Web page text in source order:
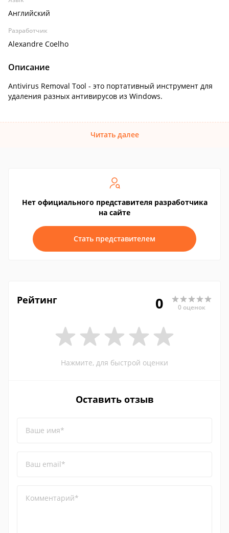
Английский
Разработчик
Alexandre Coelho
Описание
Antivirus Removal Tool - это портативный инструмент для
удаления разных антивирусов из Windows.
Читать далее
Нет официального представителя разработчика
на сайте
Стать представителем
Рейтинг 0 0 оценок
Нажмите, для быстрой оценки
Оставить отзыв
Ваше имя*
Ваш email*
Комментарий*